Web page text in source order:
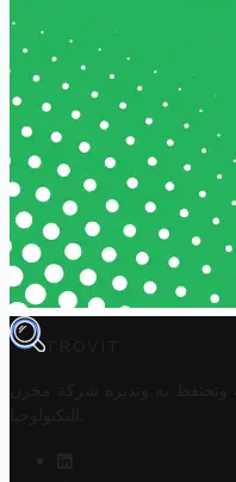
TROVIT
به وتديره
شركة مخزن
التكنولوجيا